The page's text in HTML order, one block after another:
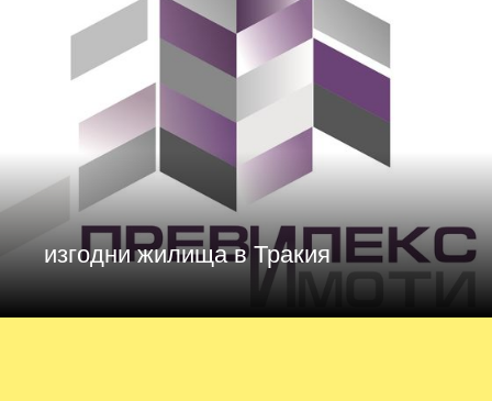
изгодни жилища в Тракия